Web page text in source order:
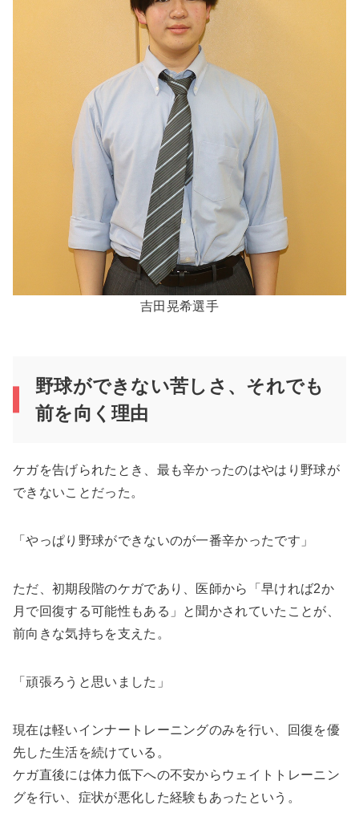
吉田晃希選手
野球ができない苦しさ、それでも
前を向く理由
ケガを告げられたとき、最も辛かったのはやはり野球が
できないことだった。
「やっぱり野球ができないのが一番辛かったです」
ただ、初期段階のケガであり、医師から「早ければ2か
月で回復する可能性もある」と聞かされていたことが、
前向きな気持ちを支えた。
「頑張ろうと思いました」
現在は軽いインナートレーニングのみを行い、回復を優
先した生活を続けている。
ケガ直後には体力低下への不安からウェイトトレーニン
グを行い、症状が悪化した経験もあったという。